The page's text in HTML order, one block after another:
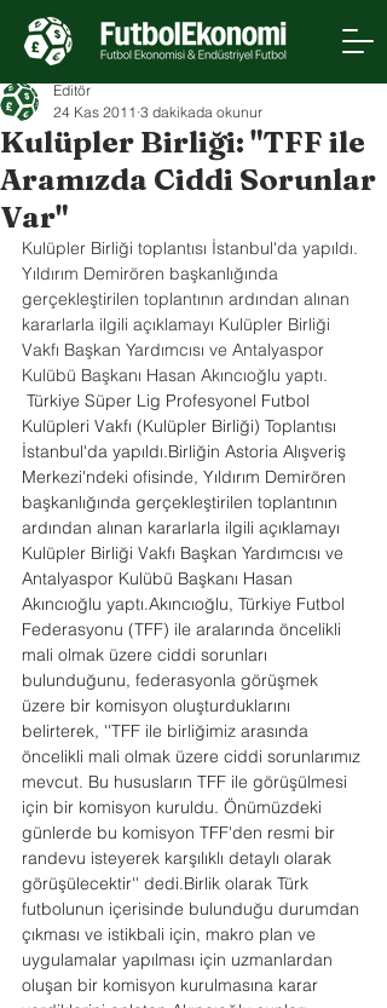
Kulüpler Birliği: "TFF ile
Aramızda Ciddi Sorunlar
Var"
Editör
24 Kas 2011 3 dakikada okunur
Kulüpler Birliği toplantısı İstanbul'da yapıldı.
Yıldırım Demirören başkanlığında
gerçekleştirilen toplantının ardından alınan
kararlarla ilgili açıklamayı Kulüpler Birliği
Vakfı Başkan Yardımcısı ve Antalyaspor
Kulübü Başkanı Hasan Akıncıoğlu yaptı.
Türkiye Süper Lig Profesyonel Futbol
Kulüpleri Vakfı (Kulüpler Birliği) Toplantısı
İstanbul'da yapıldı.Birliğin Astoria Alışveriş
Merkezi'ndeki ofisinde, Yıldırım Demirören
başkanlığında gerçekleştirilen toplantının
ardından alınan kararlarla ilgili açıklamayı
Kulüpler Birliği Vakfı Başkan Yardımcısı ve
Antalyaspor Kulübü Başkanı Hasan
Akıncıoğlu yaptı.Akıncıoğlu, Türkiye Futbol
Federasyonu (TFF) ile aralarında öncelikli
mali olmak üzere ciddi sorunları
bulunduğunu, federasyonla görüşmek
üzere bir komisyon oluşturduklarını
belirterek, ''TFF ile birliğimiz arasında
öncelikli mali olmak üzere ciddi sorunlarımız
mevcut. Bu hususların TFF ile görüşülmesi
için bir komisyon kuruldu. Önümüzdeki
günlerde bu komisyon TFF'den resmi bir
randevu isteyerek karşılıklı detaylı olarak
görüşülecektir'' dedi.Birlik olarak Türk
futbolunun içerisinde bulunduğu durumdan
çıkması ve istikbali için, makro plan ve
uygulamalar yapılması için uzmanlardan
oluşan bir komisyon kurulmasına karar